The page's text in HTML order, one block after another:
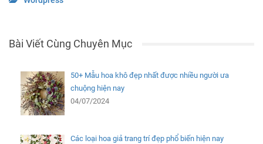
Bài Viết Cùng Chuyên Mục
50+ Mẫu hoa khô đẹp nhất được nhiều người ưa
chuộng hiện nay
04/07/2024
Các loại hoa giả trang trí đẹp phổ biến hiện nay